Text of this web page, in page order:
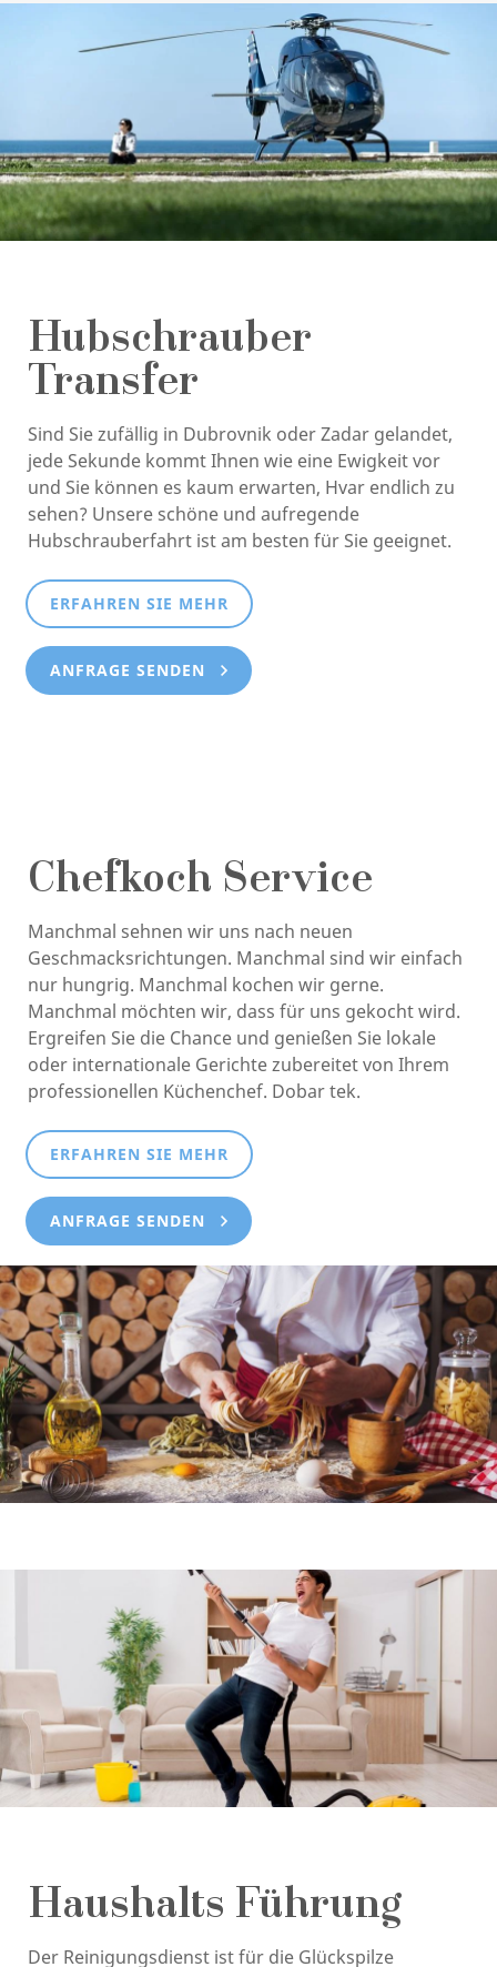
Hubschrauber
Transfer
Sind Sie zufällig in Dubrovnik oder Zadar gelandet,
jede Sekunde kommt Ihnen wie eine Ewigkeit vor
und Sie können es kaum erwarten, Hvar endlich zu
sehen? Unsere schöne und aufregende
Hubschrauberfahrt ist am besten für Sie geeignet.
ERFAHREN SIE MEHR
ANFRAGE SENDEN
Chefkoch Service
Manchmal sehnen wir uns nach neuen
Geschmacksrichtungen. Manchmal sind wir einfach
nur hungrig. Manchmal kochen wir gerne.
Manchmal möchten wir, dass für uns gekocht wird.
Ergreifen Sie die Chance und genießen Sie lokale
oder internationale Gerichte zubereitet von Ihrem
professionellen Küchenchef. Dobar tek.
ERFAHREN SIE MEHR
ANFRAGE SENDEN
Haushalts Führung
Der Reinigungsdienst ist für die Glückspilze